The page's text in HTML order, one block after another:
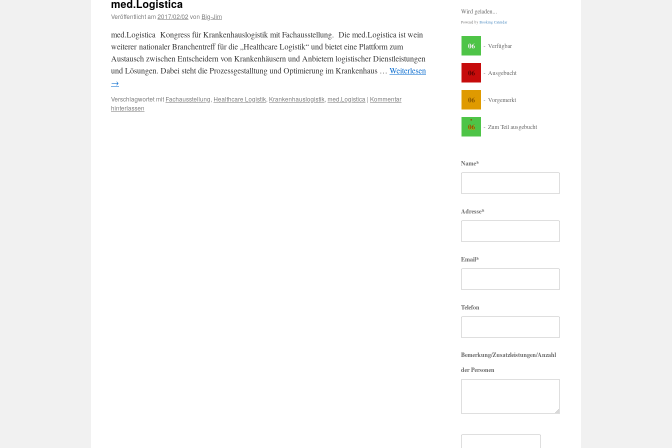
med.Logistica
Veröffentlicht am 2017/02/02 von Big-Jim
med.Logistica Kongress für Krankenhauslogistik mit Fachausstellung. Die med.Logistica ist wein
weiterer nationaler Branchentreff für die „Healthcare Logistik“ und bietet eine Plattform zum
Austausch zwischen Entscheidern von Krankenhäusern und Anbietern logistischer Dienstleistungen
und Lösungen. Dabei steht die Prozessgestalltung und Optimierung im Krankenhaus … Weiterlesen
→
Verschlagwortet mit Fachausstellung, Healthcare Logistik, Krankenhauslogistik, med.Logistica | Kommentar
hinterlassen
Wird geladen...
Powered by Booking Calendar
06 - Verfügbar
06 - Ausgebucht
06 - Vorgemerkt
·
06 - Zum Teil ausgebucht
Name*
Adresse*
Email*
Telefon
Bemerkung/Zusatzleistungen/Anzahl
der Personen